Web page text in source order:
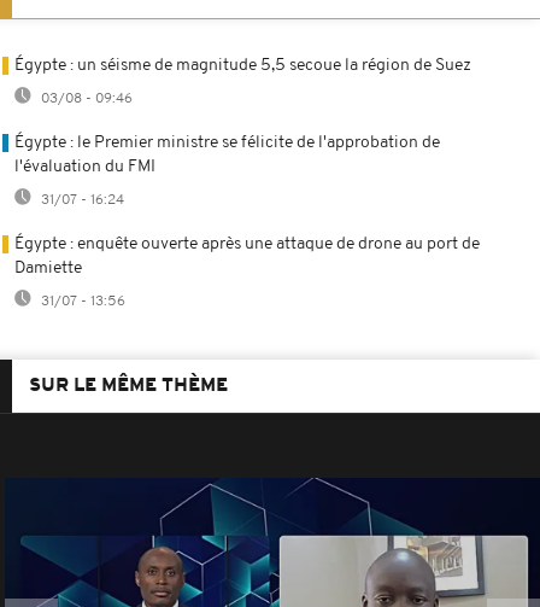
Égypte : un séisme de magnitude 5,5 secoue la région de Suez
03/08 - 09:46
Égypte : le Premier ministre se félicite de l'approbation de
l'évaluation du FMI
31/07 - 16:24
Égypte : enquête ouverte après une attaque de drone au port de
Damiette
31/07 - 13:56
SUR LE MÊME THÈME